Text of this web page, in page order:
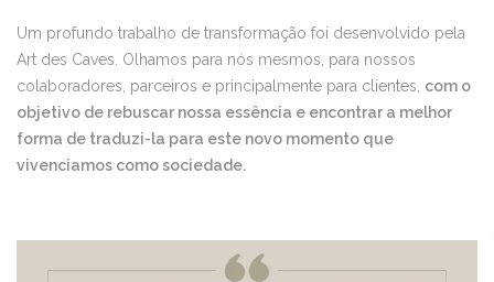
Um profundo trabalho de transformação foi desenvolvido pela
Art des Caves. Olhamos para nós mesmos, para nossos
colaboradores, parceiros e principalmente para clientes, com o
objetivo de rebuscar nossa essência e encontrar a melhor
forma de traduzi-la para este novo momento que
vivenciamos como sociedade.